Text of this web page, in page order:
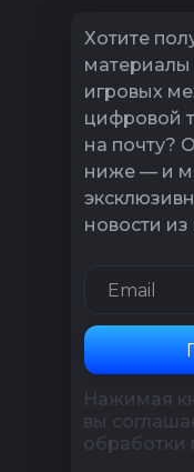
Хотите
материалы
игровых
цифровой
на почту?
ниже — и
новости
Нажимая
вы
обработки